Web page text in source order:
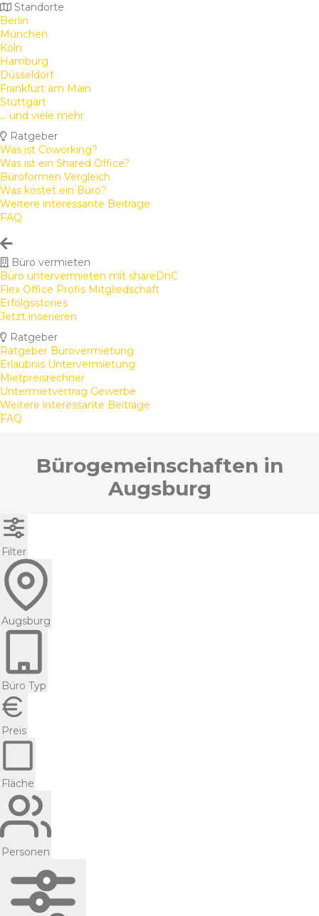
Standorte
Berlin
München
Köln
Hamburg
Düsseldorf
Frankfurt am Main
Stuttgart
... und viele mehr
Ratgeber
Was ist Coworking?
Was ist ein Shared Office?
Büroformen Vergleich
Was kostet ein Büro?
Weitere interessante Beiträge
FAQ
Büro vermieten
Büro untervermieten mit shareDnC
Flex Office Profis Mitgliedschaft
Erfolgsstories
Jetzt inserieren
Ratgeber
Ratgeber Bürovermietung
Erlaubnis Untervermietung
Mietpreisrechner
Untermietvertrag Gewerbe
Weitere interessante Beiträge
FAQ
Bürogemeinschaften in
Augsburg
Filter
Augsburg
Büro Typ
Preis
Fläche
Personen